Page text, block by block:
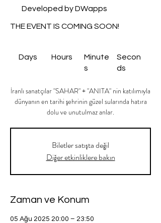
Secon
ds
Minute
s
Hours
Days
THE EVENT IS COMING SOON!
Developed by DWapps
İranlı sanatçılar "SAHAR" + "ANITA" nin katılımıyla
dünyanın en tarihi şehrinin güzel sularında hatıra
dolu ve unutulmaz anlar.
Biletler satışta değil
Diğer etkinliklere bakın
Zaman ve Konum
05 Ağu 2025 20:00 – 23:50